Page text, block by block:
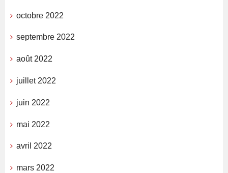
octobre 2022
septembre 2022
août 2022
juillet 2022
juin 2022
mai 2022
avril 2022
mars 2022